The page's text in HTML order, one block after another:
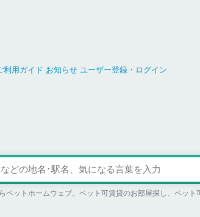
利用ガイド お知らせ ユーザー登録・ログイン
ットホームウェブ。ペット可賃貸のお部屋探し、ペッ